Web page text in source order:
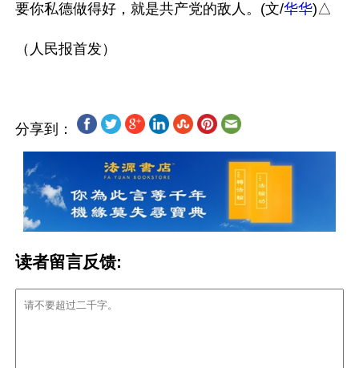
要你私德做得好，就是共产党的敌人。(文/华华)△
分享到：
读者留言反馈: